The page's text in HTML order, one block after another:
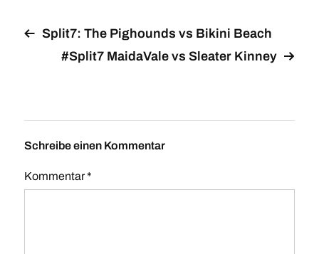
Split7: The Pighounds vs Bikini Beach
#Split7 MaidaVale vs Sleater Kinney
Schreibe einen Kommentar
Kommentar*